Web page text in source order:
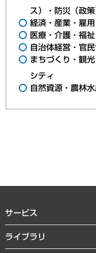
ス）・防災（政策
経済・産業・雇
医療・介護・福
自治体経営・官
まちづくり・観
シティ
自然資源・農林
サービス
経営戦略
組織・人事戦略
ライブラリ